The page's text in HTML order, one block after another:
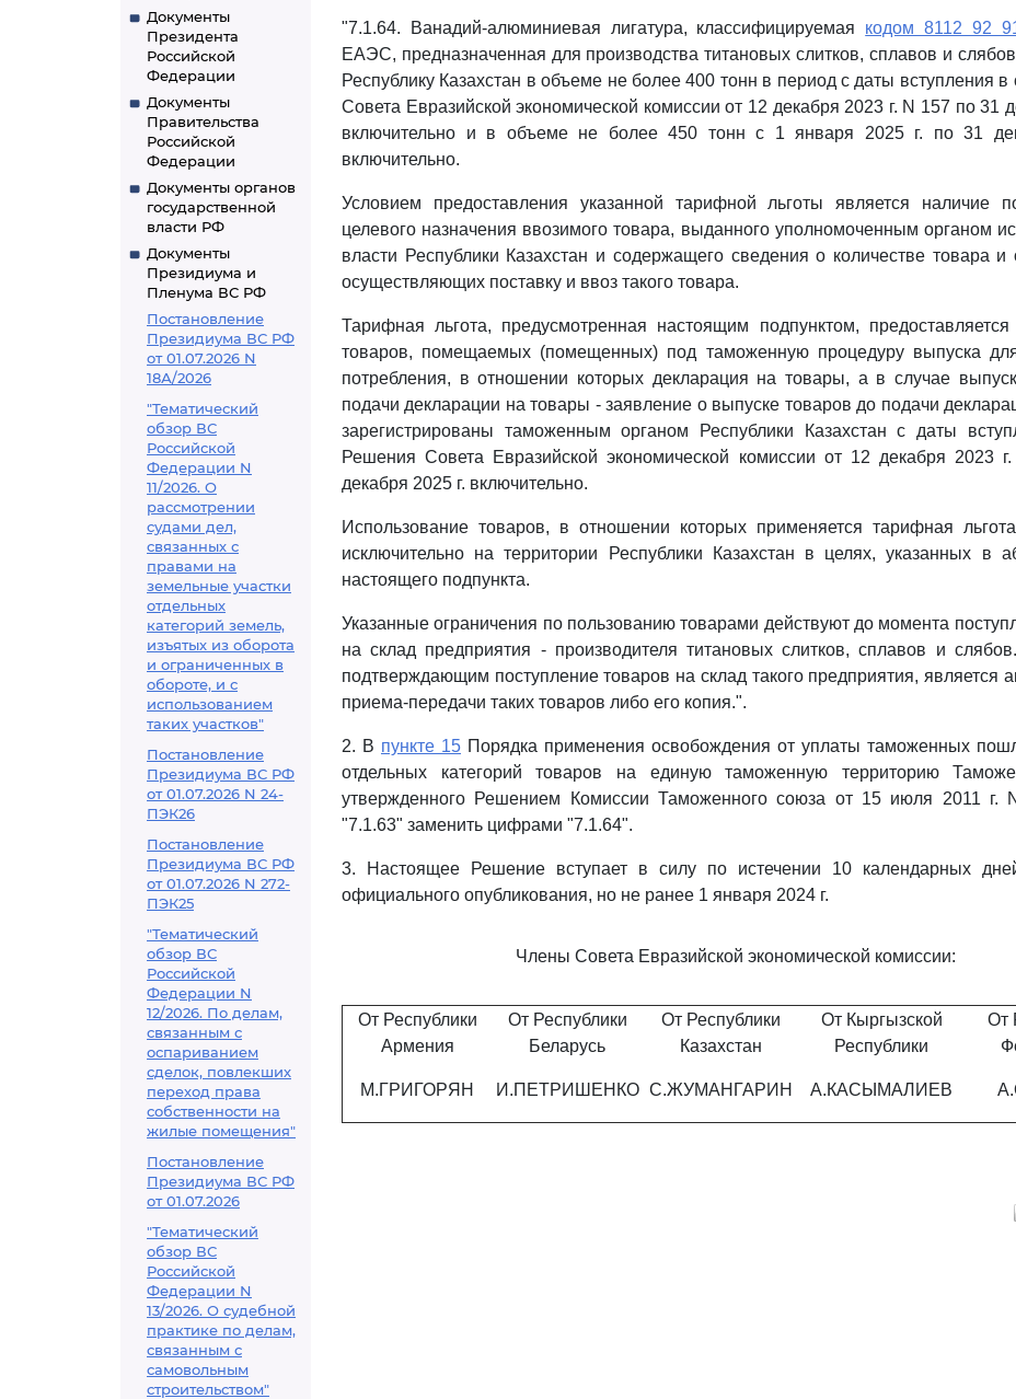
Документы
Президента
Российской
Федерации
Документы
Правительства
Российской
Федерации
Документы органов
государственной
власти РФ
Документы
Президиума и
Пленума ВС РФ
Постановление
Президиума ВС РФ
от 01.07.2026 N
18А/2026
"Тематический
обзор ВС
Российской
Федерации N
11/2026. О
рассмотрении
судами дел,
связанных с
правами на
земельные участки
отдельных
категорий земель,
изъятых из оборота
и ограниченных в
обороте, и с
использованием
таких участков"
Постановление
Президиума ВС РФ
от 01.07.2026 N 24-
ПЭК26
Постановление
Президиума ВС РФ
от 01.07.2026 N 272-
ПЭК25
"Тематический
обзор ВС
Российской
Федерации N
12/2026. По делам,
связанным с
оспариванием
сделок, повлекших
переход права
собственности на
жилые помещения"
Постановление
Президиума ВС РФ
от 01.07.2026
"Тематический
обзор ВС
Российской
Федерации N
13/2026. О судебной
практике по делам,
связанным с
самовольным
строительством"
"7.1.64. Ванадий-алюминиевая лигатура, классифицируемая кодом 8112 92
ЕАЭС, предназначенная для производства титановых слитков, сплавов и
Республику Казахстан в объеме не более 400 тонн в период с даты вступления
Совета Евразийской экономической комиссии от 12 декабря 2023 г. N 157 по 31
включительно и в объеме не более 450 тонн с 1 января 2025 г. по 31
включительно.
Условием предоставления указанной тарифной льготы является наличие
целевого назначения ввозимого товара, выданного уполномоченным органом
власти Республики Казахстан и содержащего сведения о количестве товара и
осуществляющих поставку и ввоз такого товара.
Тарифная льгота, предусмотренная настоящим подпунктом,
товаров, помещаемых (помещенных) под таможенную процедуру выпуска для
потребления, в отношении которых декларация на товары, а в случае
подачи декларации на товары - заявление о выпуске товаров до подачи
зарегистрированы таможенным органом Республики Казахстан с даты
Решения Совета Евразийской экономической комиссии от 12 декабря 2023
декабря 2025 г. включительно.
Использование товаров, в отношении которых применяется тарифная
исключительно на территории Республики Казахстан в целях, указанных в
настоящего подпункта.
Указанные ограничения по пользованию товарами действуют до момента
на склад предприятия - производителя титановых слитков, сплавов и
подтверждающим поступление товаров на склад такого предприятия, является
приема-передачи таких товаров либо его копия.".
2. В пункте 15 Порядка применения освобождения от уплаты таможенных
отдельных категорий товаров на единую таможенную территорию
утвержденного Решением Комиссии Таможенного союза от 15 июля 2011 г.
"7.1.63" заменить цифрами "7.1.64".
3. Настоящее Решение вступает в силу по истечении 10 календарных
официального опубликования, но не ранее 1 января 2024 г.
Члены Совета Евразийской экономической комиссии:
От Республики
Армения
М.ГРИГОРЯН
От Республики
Беларусь
И.ПЕТРИШЕНКО
От Республики
Казахстан
С.ЖУМАНГАРИН
От Кыргызской
Республики
А.КАСЫМАЛИЕВ
От